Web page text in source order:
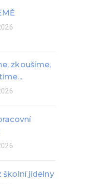
zkoušíme,
školní jídelny